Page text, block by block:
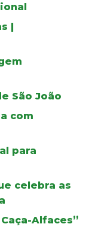
|
São João
com
para
celebra as
Alfaces”